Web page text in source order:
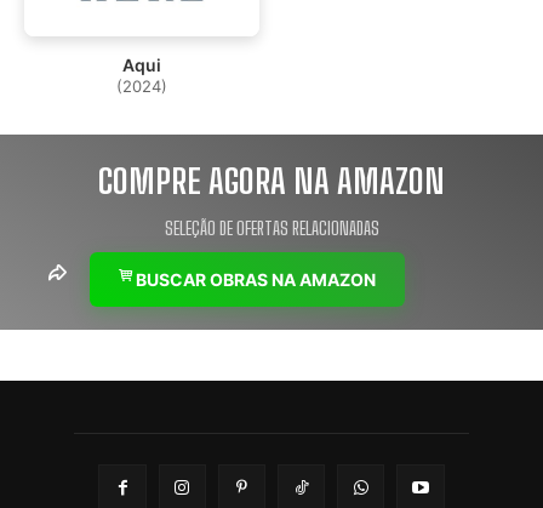
Aqui
(2024)
COMPRE AGORA NA AMAZON
SELEÇÃO DE OFERTAS RELACIONADAS
BUSCAR OBRAS NA AMAZON